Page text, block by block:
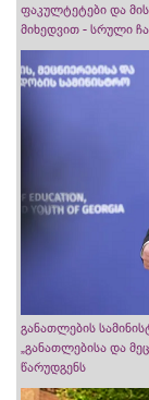
ფაკულტეტები და
მიხედვით - სრული
განათლების
„განათლებისა და
წარუდგენს